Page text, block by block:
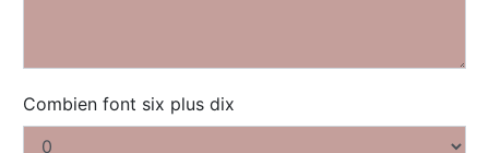
Combien font six plus dix